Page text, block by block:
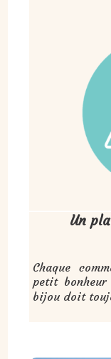
Un
Chaque
petit
bijou doit